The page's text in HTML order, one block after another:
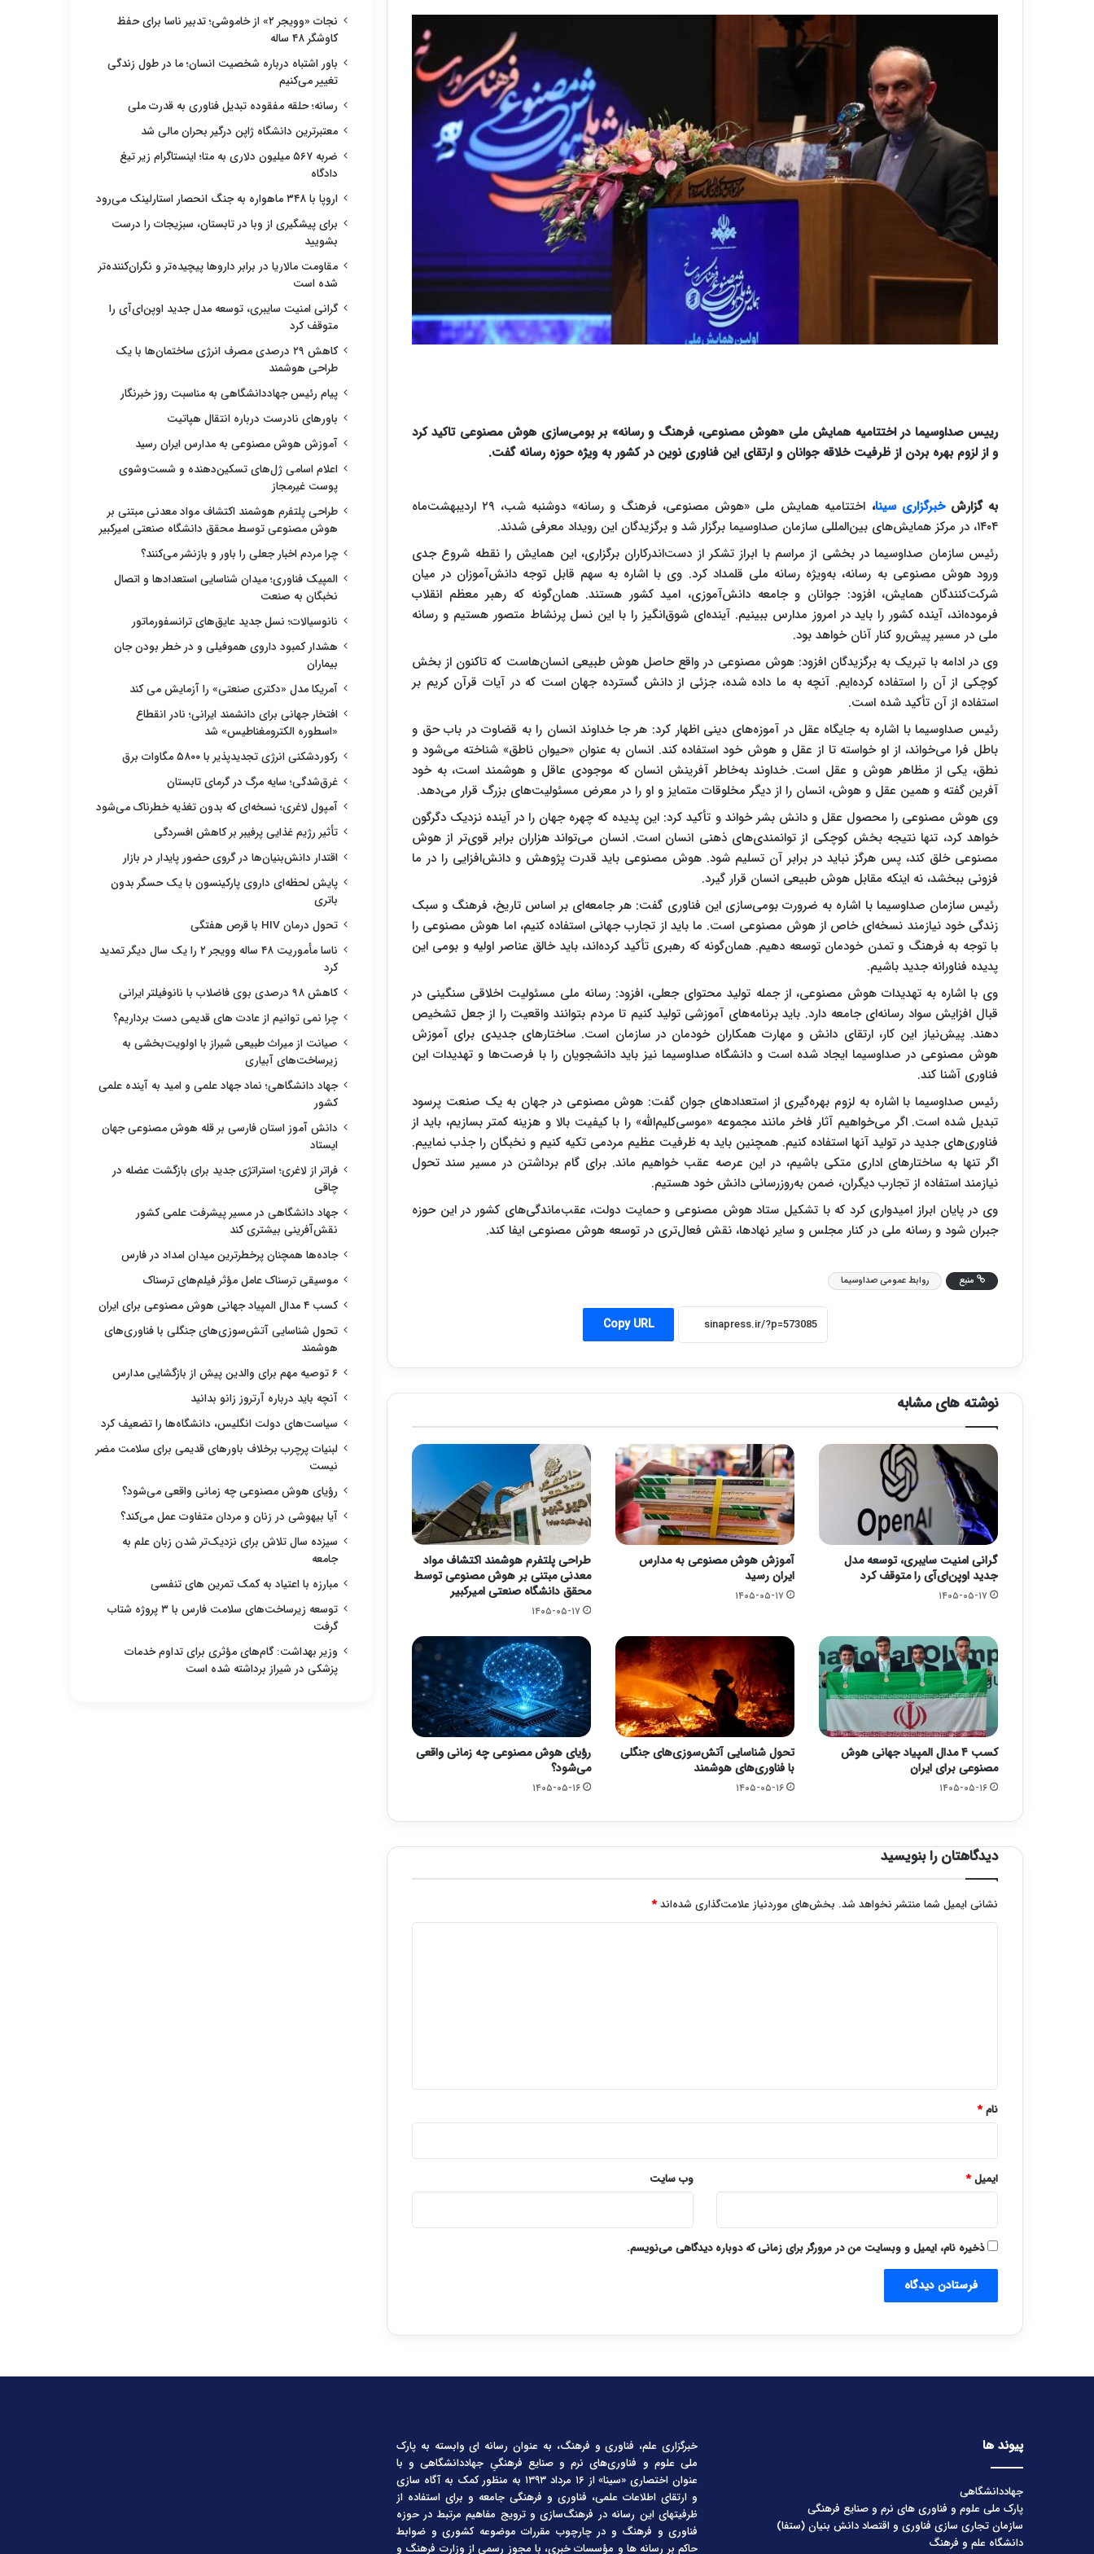
رییس صداوسیما در اختتامیه همایش ملی «هوش مصنوعی، فرهنگ و رسانه» بر بومی‌سازی هوش مصنوعی تاکید کرد
و از لزوم بهره بردن از ظرفیت خلاقه جوانان و ارتقای این فناوری نوین در کشور به ویژه حوزه رسانه گفت.
به گزارشخبرگزاری سینا،
اختتامیه همایش ملی «هوش مصنوعی، فرهنگ و رسانه» دوشنبه شب، ۲۹ اردیبهشت‌ماه
۱۴۰۴، در مرکز همایش‌های بین‌المللی سازمان صداوسیما برگزار شد و برگزیدگان این رویداد معرفی شدند.
رئیس سازمان صداوسیما در بخشی از مراسم با ابراز تشکر از دست‌اندرکاران برگزاری، این همایش را نقطه شروع جدی
ورود هوش مصنوعی به رسانه، به‌ویژه رسانه ملی قلمداد کرد. وی با اشاره به سهم قابل توجه دانش‌آموزان در میان
شرکت‌کنندگان همایش، افزود: جوانان و جامعه دانش‌آموزی، امید کشور هستند.‌ همان‌گونه که رهبر معظم انقلاب
فرموده‌اند، آینده کشور را باید در امروز مدارس ببینیم. آینده‌ای شوق‌انگیز را با این نسل پرنشاط متصور هستیم و رسانه
ملی در مسیر پیش‌رو کنار آنان خواهد بود.
وی در ادامه با تبریک به برگزیدگان افزود: هوش مصنوعی در واقع حاصل هوش طبیعی انسان‌هاست که تاکنون از بخش
کوچکی از آن را استفاده کرده‌ایم. آنچه به ما داده شده، جزئی از دانش گسترده جهان است که در آیات قرآن کریم بر
استفاده از آن تأکید شده است.
رئیس صداوسیما با اشاره به جایگاه عقل در آموزه‌های دینی اظهار کرد: هر جا خداوند انسان را به قضاوت در باب حق و
باطل فرا می‌خواند، از او خواسته تا از عقل و هوش خود استفاده کند. انسان به‌ عنوان «حیوان ناطق» شناخته می‌شود و
نطق، یکی از مظاهر هوش و عقل است. خداوند به‌خاطر آفرینش انسان که موجودی عاقل و هوشمند است، به خود
آفرین گفته و همین عقل و هوش، انسان را از دیگر مخلوقات متمایز و او را در معرض مسئولیت‌های بزرگ قرار می‌دهد.
وی هوش مصنوعی را محصول عقل و دانش بشر خواند و تأکید کرد: این پدیده که چهره جهان را در آینده نزدیک دگرگون
خواهد کرد، تنها نتیجه بخش کوچکی از توانمندی‌های ذهنی انسان است. انسان می‌تواند هزاران برابر قوی‌تر از هوش
مصنوعی خلق کند، پس هرگز نباید در برابر آن تسلیم شود. هوش مصنوعی باید قدرت پژوهش و دانش‌افزایی را در ما
فزونی ببخشد، نه اینکه مقابل هوش طبیعی انسان قرار گیرد.
رئیس سازمان صداوسیما با اشاره به ضرورت بومی‌سازی این فناوری گفت: هر جامعه‌ای بر اساس تاریخ، فرهنگ و سبک
زندگی خود نیازمند نسخه‌ای خاص از هوش مصنوعی است. ما باید از تجارب جهانی استفاده کنیم، اما هوش مصنوعی را
با توجه به فرهنگ و تمدن خودمان توسعه دهیم. همان‌گونه که رهبری تأکید کرده‌اند، باید خالق عناصر اولیه و بومی این
پدیده فناورانه جدید باشیم.
وی با اشاره به تهدیدات هوش مصنوعی، از جمله تولید محتوای جعلی، افزود: رسانه ملی مسئولیت اخلاقی سنگینی در
قبال افزایش سواد رسانه‌ای جامعه دارد. باید برنامه‌های آموزشی تولید کنیم تا مردم بتوانند واقعیت را از جعل تشخیص
دهند. پیش‌نیاز این کار، ارتقای دانش و مهارت همکاران خودمان در سازمان است. ساختارهای جدیدی برای آموزش
هوش مصنوعی در صداوسیما ایجاد شده است و دانشگاه صداوسیما نیز باید دانشجویان را با فرصت‌ها و تهدیدات این
فناوری آشنا کند.
رئیس صداوسیما با اشاره به لزوم بهره‌گیری از استعدادهای جوان گفت: هوش مصنوعی در جهان به یک صنعت پرسود
تبدیل شده است. اگر می‌خواهیم آثار فاخر مانند مجموعه «موسی‌کلیم‌الله» را با کیفیت بالا و هزینه کمتر بسازیم، باید از
فناوری‌های جدید در تولید آنها استفاده کنیم. همچنین باید به ظرفیت عظیم مردمی تکیه کنیم و نخبگان را جذب نماییم.
اگر تنها به ساختارهای اداری متکی باشیم، در این عرصه عقب خواهیم ماند. برای گام برداشتن در مسیر سند تحول
نیازمند استفاده از تجارب دیگران، ضمن به‌روزرسانی دانش خود هستیم.
وی در پایان ابراز امیدواری کرد که با تشکیل ستاد هوش مصنوعی و حمایت دولت، عقب‌ماندگی‌های کشور در این حوزه
جبران شود و رسانه ملی در کنار مجلس و سایر نهادها، نقش فعال‌تری در توسعه هوش مصنوعی ایفا کند.
منبع روابط عمومی صداوسیما
Copy URL
نوشته های مشابه
گرانی امنیت سایبری، توسعه مدل
جدید اوپن‌ای‌آی را متوقف کرد
۱۴۰۵-۰۵-۱۷
آموزش هوش مصنوعی به مدارس
ایران رسید
۱۴۰۵-۰۵-۱۷
طراحی پلتفرم هوشمند اکتشاف مواد
معدنی مبتنی بر هوش مصنوعی توسط
محقق دانشگاه صنعتی امیرکبیر
۱۴۰۵-۰۵-۱۷
کسب ۴ مدال المپیاد جهانی هوش
مصنوعی برای ایران
۱۴۰۵-۰۵-۱۶
تحول شناسایی آتش‌سوزی‌های جنگلی
با فناوری‌های هوشمند
۱۴۰۵-۰۵-۱۶
رؤیای هوش مصنوعی چه زمانی واقعی
می‌شود؟
۱۴۰۵-۰۵-۱۶
دیدگاهتان را بنویسید
نشانی ایمیل شما منتشر نخواهد شد. بخش‌های موردنیاز علامت‌گذاری شده‌اند*
نام*
ایمیل* وب‌ سایت
ذخیره نام، ایمیل و وبسایت من در مرورگر برای زمانی که دوباره دیدگاهی می‌نویسم.
نجات «وویجر ۲» از خاموشی؛ تدبیر ناسا برای حفظ
کاوشگر ۴۸ ساله
باور اشتباه درباره شخصیت انسان؛ ما در طول زندگی
تغییر می‌کنیم
رسانه؛ حلقه مفقوده تبدیل فناوری به قدرت ملی
معتبرترین دانشگاه ژاپن درگیر بحران مالی شد
ضربه ۵۶۷ میلیون دلاری به متا؛ اینستاگرام زیر تیغ
دادگاه
اروپا با ۳۴۸ ماهواره به جنگ انحصار استارلینک می‌رود
برای پیشگیری از وبا در تابستان، سبزیجات را درست
بشویید
مقاومت مالاریا در برابر داروها پیچیده‌تر و نگران‌کننده‌تر
شده است
گرانی امنیت سایبری، توسعه مدل جدید اوپن‌ای‌آی را
متوقف کرد
کاهش ۲۹ درصدی مصرف انرژی ساختمان‌ها با یک
طراحی هوشمند
پیام رئیس جهاددانشگاهی به مناسبت روز خبرنگار
باورهای نادرست درباره انتقال هپاتیت
آموزش هوش مصنوعی به مدارس ایران رسید
اعلام اسامی ژل‌های تسکین‌دهنده و شست‌وشوی
پوست غیرمجاز
طراحی پلتفرم هوشمند اکتشاف مواد معدنی مبتنی بر
هوش مصنوعی توسط محقق دانشگاه صنعتی امیرکبیر
چرا مردم اخبار جعلی را باور و بازنشر می‌کنند؟
المپیک فناوری؛ میدان شناسایی استعدادها و اتصال
نخبگان به صنعت
نانوسیالات؛ نسل جدید عایق‌های ترانسفورماتور
هشدار کمبود داروی هموفیلی و در خطر بودن جان
بیماران
آمریکا مدل «دکتری صنعتی» را آزمایش می کند
افتخار جهانی برای دانشمند ایرانی؛ نادر انقطاع
«اسطوره الکترومغناطیس» شد
رکوردشکنی انرژی تجدیدپذیر با ۵۸۰۰ مگاوات برق
غرق‌شدگی؛ سایه مرگ در گرمای تابستان
آمپول لاغری؛ نسخه‌ای که بدون تغذیه خطرناک می‌شود
تأثیر رژیم غذایی پرفیبر بر کاهش افسردگی
اقتدار دانش‌بنیان‌ها در گروی حضور پایدار در بازار
پایش لحظه‌ای داروی پارکینسون با یک حسگر بدون
باتری
تحول درمان HIV با قرص هفتگی
ناسا مأموریت ۴۸ ساله وویجر ۲ را یک سال دیگر تمدید
کرد
کاهش ۹۸ درصدی بوی فاضلاب با نانوفیلتر ایرانی
چرا نمی توانیم از عادت های قدیمی دست برداریم؟
صیانت از میراث طبیعی شیراز با اولویت‌بخشی به
زیرساخت‌های آبیاری
جهاد دانشگاهی؛ نماد جهاد علمی و امید به آینده علمی
کشور
دانش آموز استان فارسی بر قله هوش مصنوعی جهان
ایستاد
فراتر از لاغری؛ استراتژی جدید برای بازگشت عضله در
چاقی
جهاد دانشگاهی در مسیر پیشرفت علمی کشور
نقش‌آفرینی بیشتری کند
جاده‌ها همچنان پرخطرترین میدان امداد در فارس
موسیقی ترسناک عامل مؤثر فیلم‌های ترسناک
کسب ۴ مدال المپیاد جهانی هوش مصنوعی برای ایران
تحول شناسایی آتش‌سوزی‌های جنگلی با فناوری‌های
هوشمند
۶ توصیه مهم برای والدین پیش از بازگشایی مدارس
آنچه باید درباره آرتروز زانو بدانید
سیاست‌های دولت انگلیس، دانشگاه‌ها را تضعیف کرد
لبنیات پرچرب برخلاف باورهای قدیمی برای سلامت مضر
نیست
رؤیای هوش مصنوعی چه زمانی واقعی می‌شود؟
آیا بیهوشی در زنان و مردان متفاوت عمل می‌کند؟
سیزده سال تلاش برای نزدیک‌تر شدن زبان علم به
جامعه
مبارزه با اعتیاد به کمک تمرین های تنفسی
توسعه زیرساخت‌های سلامت فارس با ۳ پروژه شتاب
گرفت
وزیر بهداشت: گام‌های مؤثری برای تداوم خدمات
پزشکی در شیراز برداشته شده است
پیوند ها
جهاددانشگاهی
پارک ملی علوم و فناوری های نرم و صنایع فرهنگی
سازمان تجاری سازی فناوری و اقتصاد دانش بنیان (ستفا)
دانشگاه علم و فرهنگ
خبرگزاری علم، فناوری و فرهنگ، به عنوان رسانه ای وابسته به پارک
ملی علوم و فناوری‌های نرم و صنایع فرهنگیِ جهاددانشگاهی و با
عنوان اختصاری «سینا» از ۱۶ مرداد ۱۳۹۳ به منظور کمک به آگاه سازی
و ارتقای اطلاعات علمی، فناوری و فرهنگی جامعه و برای استفاده از
ظرفیتهای این رسانه در فرهنگ‌سازی و ترویج مفاهیم مرتبط در حوزه
فناوری و فرهنگ و در چارچوب مقررات موضوعه کشوری و ضوابط
حاکم بر رسانه ها و مؤسسات خبری، با مجوز رسمی از وزارت فرهنگ و